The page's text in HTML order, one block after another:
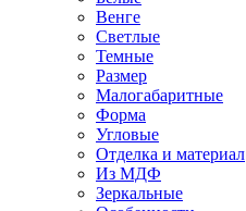
Венге
Светлые
Темные
Размер
Малогабаритные
Форма
Угловые
Отделка и материал
Из МДФ
Зеркальные